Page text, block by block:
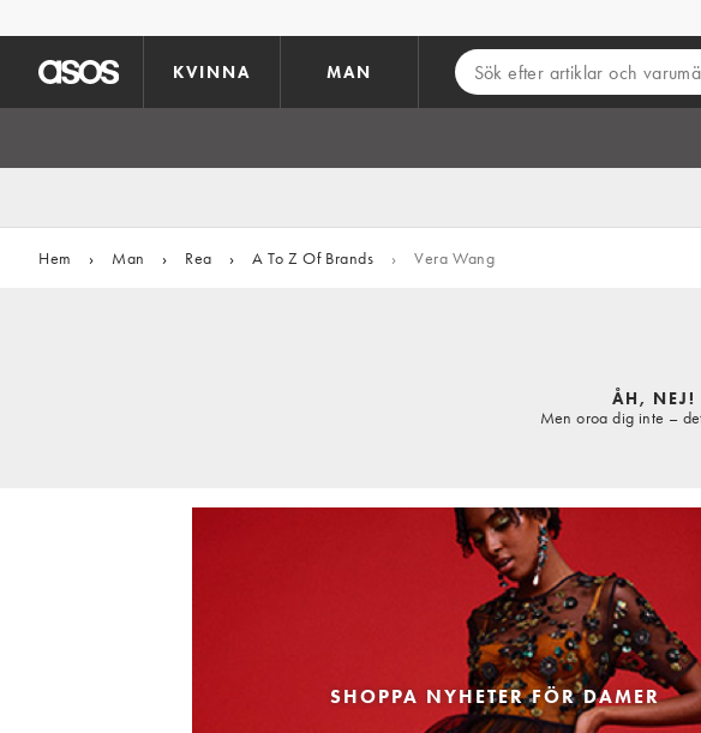
KVINNA MAN
Hem › Man › Rea › A To Z Of Brands › Vera Wang
ÅH, NEJ!
Men oroa dig inte –
SHOPPA NYHETER FÖR DAMER